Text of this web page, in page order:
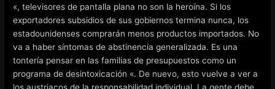
«, televisores de pantalla plana no son la heroína. Si los
exportadores subsidios de sus gobiernos termina nunca, los
estadounidenses comprarán menos productos importados. No
va a haber síntomas de abstinencia generalizada. Es una
tontería pensar en las familias de presupuestos como un
programa de desintoxicación «. De nuevo, esto vuelve a ver a